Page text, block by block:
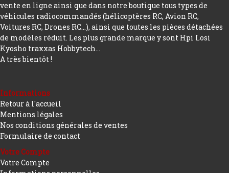
vente en ligne ainsi que dans notre boutique tous types de
véhicules radiocommandés (hélicoptères RC, Avion RC,
Voitures RC, Drones RC…), ainsi que toutes les pièces détachées
de modèles réduit. Les plus grande marque y sont Hpi Losi
Kyosho traxxas Hobbytech...
A très bientôt !
Informations
Retour à l'accueil
Mentions légales
Nos conditions générales de ventes
Formulaire de contact
Votre Compte
Votre Compte